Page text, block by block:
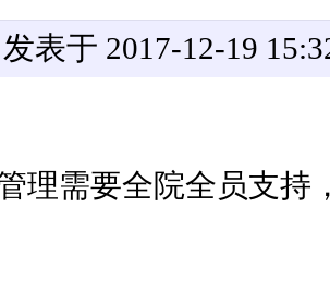
表于 2017-12-19
理需要全院全员支持